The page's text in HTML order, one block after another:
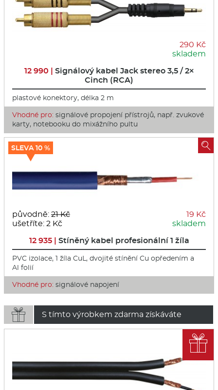
290 Kč
skladem
12 990 | Signálový kabel Jack stereo 3,5 / 2×
Cinch (RCA)
plastové konektory, délka 2 m
Vhodné pro: signálové propojení přístrojů, např. zvukové
karty, notebooku do mixážního pultu
původně: 21 Kč
ušetříte: 2 Kč
19 Kč
skladem
12 935 | Stíněný kabel profesionální 1 žíla
PVC izolace, 1 žíla CuL, dvojité stínění Cu opředením a
Al folií
Vhodné pro: signálové napojení
SLEVA 10 % 
 S tímto výrobkem zdarma získáváte
